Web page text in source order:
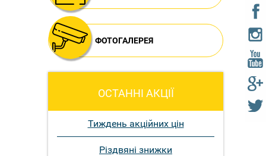
ФОТОГАЛЕРЕЯ
ОСТАННІ АКЦІЇ
Тиждень акційних цін
Різдвяні знижки